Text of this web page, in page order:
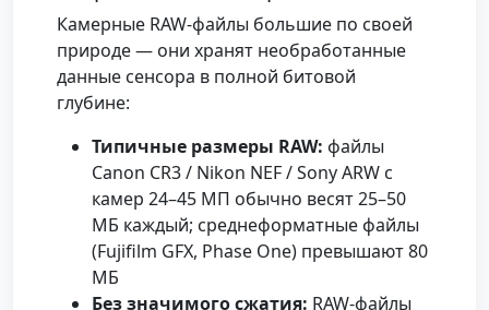
Камерные RAW-файлы большие по своей
природе — они хранят необработанные
данные сенсора в полной битовой
глубине:
Типичные размеры RAW: файлы
Canon CR3 / Nikon NEF / Sony ARW с
камер 24–45 МП обычно весят 25–50
МБ каждый; среднеформатные файлы
(Fujifilm GFX, Phase One) превышают 80
МБ
Без значимого сжатия: RAW-файлы